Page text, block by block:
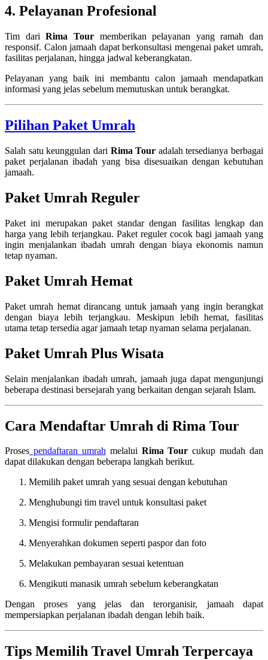
4. Pelayanan Profesional
Tim dariRima Tourmemberikan pelayanan yang ramah dan
responsif. Calon jamaah dapat berkonsultasi mengenai paket umrah,
fasilitas perjalanan, hingga jadwal keberangkatan.
Pelayanan yang baik ini membantu calon jamaah mendapatkan
informasi yang jelas sebelum memutuskan untuk berangkat.
Pilihan Paket Umrah
Salah satu keunggulan dari Rima Tour adalah tersedianya berbagai
paket perjalanan ibadah yang bisa disesuaikan dengan kebutuhan
jamaah.
Paket Umrah Reguler
Paket ini merupakan paket standar dengan fasilitas lengkap dan
harga yang lebih terjangkau. Paket reguler cocok bagi jamaah yang
ingin menjalankan ibadah umrah dengan biaya ekonomis namun
tetap nyaman.
Paket Umrah Hemat
Paket umrah hemat dirancang untuk jamaah yang ingin berangkat
dengan biaya lebih terjangkau. Meskipun lebih hemat, fasilitas
utama tetap tersedia agar jamaah tetap nyaman selama perjalanan.
Paket Umrah Plus Wisata
Selain menjalankan ibadah umrah, jamaah juga dapat mengunjungi
beberapa destinasi bersejarah yang berkaitan dengan sejarah Islam.
Cara Mendaftar Umrah di Rima Tour
Proses pendaftaran umrahmelalui Rima Tour cukup mudah dan
dapat dilakukan dengan beberapa langkah berikut.
Memilih paket umrah yang sesuai dengan kebutuhan
Menghubungi tim travel untuk konsultasi paket
Mengisi formulir pendaftaran
Menyerahkan dokumen seperti paspor dan foto
Melakukan pembayaran sesuai ketentuan
Mengikuti manasik umrah sebelum keberangkatan
Dengan proses yang jelas dan terorganisir, jamaah dapat
mempersiapkan perjalanan ibadah dengan lebih baik.
Tips Memilih Travel Umrah Terpercaya